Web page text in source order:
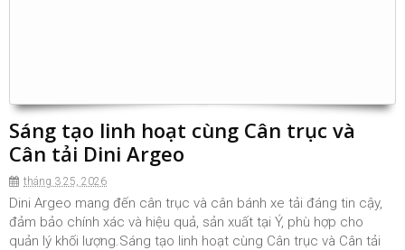
Sáng tạo linh hoạt cùng Cân trục và
Cân tải Dini Argeo
tháng 3 25, 2026
Dini Argeo mang đến cân trục và cân bánh xe tải đáng tin cậy,
đảm bảo chính xác và hiệu quả, sản xuất tại Ý, phù hợp cho
quản lý khối lượng.Sáng tạo linh hoạt cùng Cân trục và Cân tải